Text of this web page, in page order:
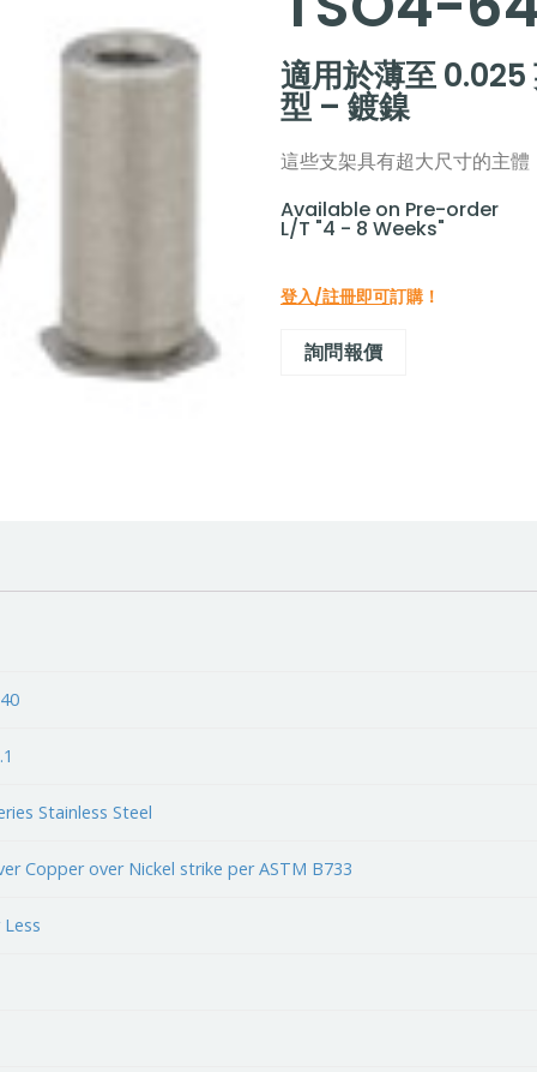
適用於薄至
型 – 鍍鎳
這些支架具有超大尺寸的主
Available on Pre-order
L/T "4 - 8 Weeks"
登入/註冊即可訂購！
詢問報價
Stainless Steel
Copper over Nickel strike per ASTM B733